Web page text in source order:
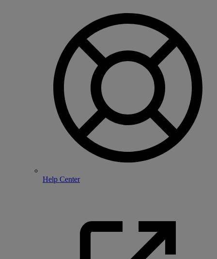
Help Center